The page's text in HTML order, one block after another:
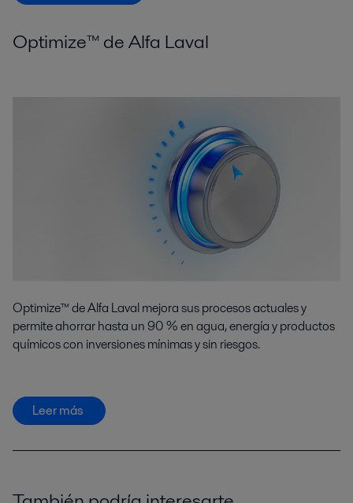
Optimize™ de Alfa Laval
Optimize™ de Alfa Laval mejora sus procesos actuales y
permite ahorrar hasta un 90 % en agua, energía y productos
químicos con inversiones mínimas y sin riesgos.
Leer más